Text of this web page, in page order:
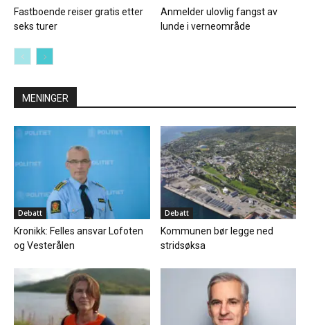
Fastboende reiser gratis etter
seks turer
Anmelder ulovlig fangst av
lunde i verneområde
MENINGER
Debatt
Kronikk: Felles ansvar Lofoten
og Vesterålen
Debatt
Kommunen bør legge ned
stridsøksa